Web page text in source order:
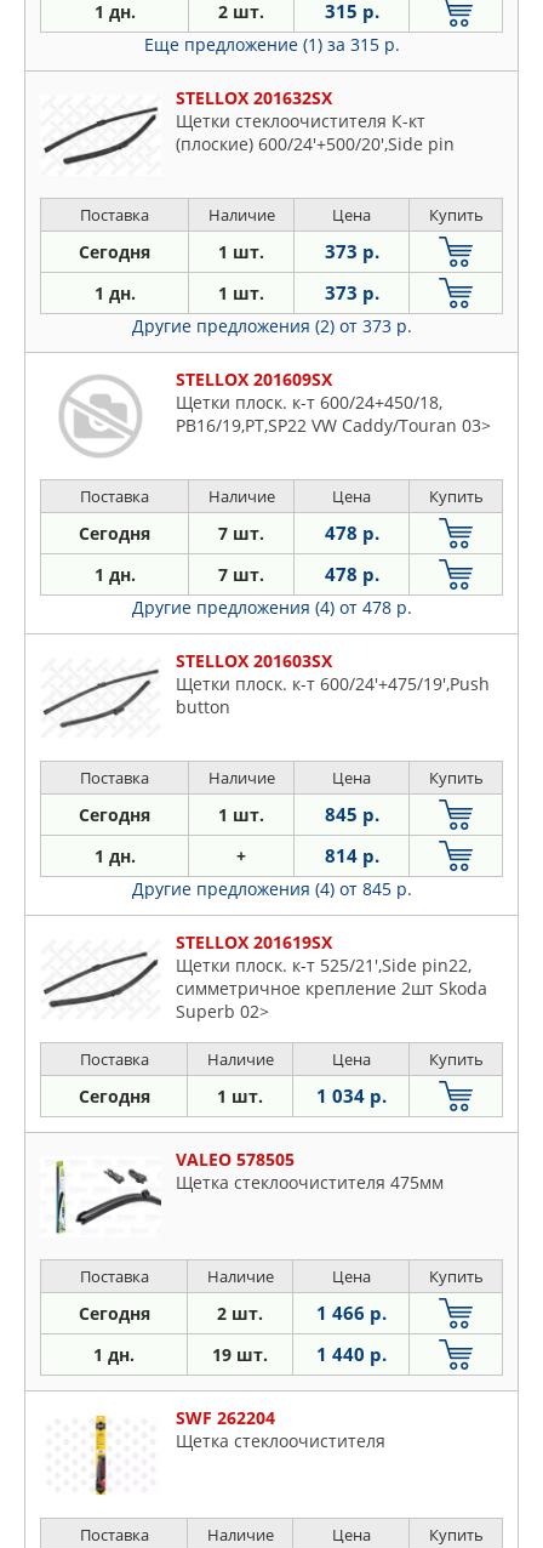
1 дн. 2 шт. 315 р.
Еще предложение (1) за 315 р.
STELLOX 201632SX
Щетки стеклоочистителя К-кт
(плоские) 600/24'+500/20',Side pin
Поставка Наличие Цена Купить
Сегодня 1 шт. 373 р.
1 дн. 1 шт. 373 р.
Другие предложения (2) от 373 р.
STELLOX 201609SX
Щетки плоск. к-т 600/24+450/18,
PB16/19,PT,SP22 VW Caddy/Touran 03>
Поставка Наличие Цена Купить
Сегодня 7 шт. 478 р.
1 дн. 7 шт. 478 р.
Другие предложения (4) от 478 р.
STELLOX 201603SX
Щетки плоск. к-т 600/24'+475/19',Push
button
Поставка Наличие Цена Купить
Сегодня 1 шт. 845 р.
1 дн. + 814 р.
Другие предложения (4) от 845 р.
STELLOX 201619SX
Щетки плоск. к-т 525/21',Side pin22,
симметричное крепление 2шт Skoda
Superb 02>
Поставка Наличие Цена Купить
Сегодня 1 шт. 1 034 р.
VALEO 578505
Щетка стеклоочистителя 475мм
Поставка Наличие Цена Купить
Сегодня 2 шт. 1 466 р.
1 дн. 19 шт. 1 440 р.
SWF 262204
Щетка стеклоочистителя
Поставка Наличие Цена Купить